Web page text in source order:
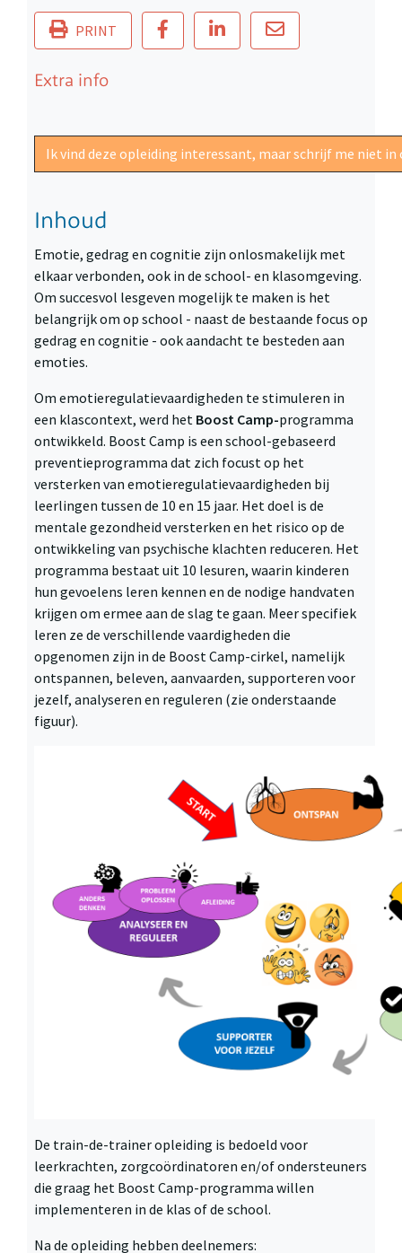
PRINT
Extra info
Ik vind deze opleiding interessant, maar schrijf me niet
Inhoud
Emotie, gedrag en cognitie zijn onlosmakelijk met
elkaar verbonden, ook in de school- en klasomgeving.
Om succesvol lesgeven mogelijk te maken is het
belangrijk om op school - naast de bestaande focus op
gedrag en cognitie - ook aandacht te besteden aan
emoties.
Om emotieregulatievaardigheden te stimuleren in
een klascontext, werd het Boost Camp-programma
ontwikkeld. Boost Camp is een school-gebaseerd
preventieprogramma dat zich focust op het
versterken van emotieregulatievaardigheden bij
leerlingen tussen de 10 en 15 jaar. Het doel is de
mentale gezondheid versterken en het risico op de
ontwikkeling van psychische klachten reduceren. Het
programma bestaat uit 10 lesuren, waarin kinderen
hun gevoelens leren kennen en de nodige handvaten
krijgen om ermee aan de slag te gaan. Meer specifiek
leren ze de verschillende vaardigheden die
opgenomen zijn in de Boost Camp-cirkel, namelijk
ontspannen, beleven, aanvaarden, supporteren voor
jezelf, analyseren en reguleren (zie onderstaande
figuur).
De train-de-trainer opleiding is bedoeld voor
leerkrachten, zorgcoördinatoren en/of ondersteuners
die graag het Boost Camp-programma willen
implementeren in de klas of de school.
Na de opleiding hebben deelnemers: